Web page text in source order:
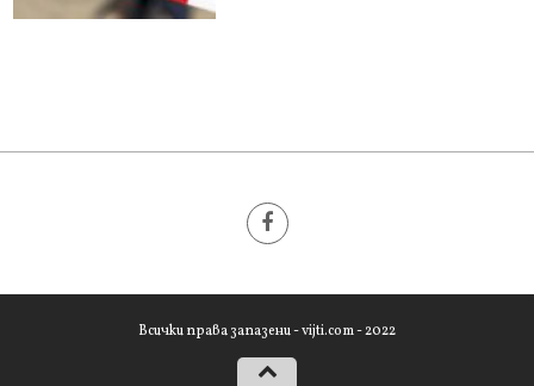
Всички права запазени - vijti.com - 2022